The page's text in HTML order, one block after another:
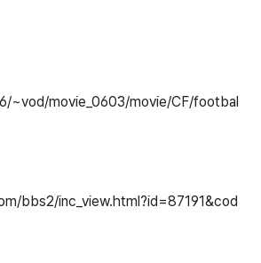
~vod/movie_0603/movie/CF/footbal
bbs2/inc_view.html?id=87191&cod